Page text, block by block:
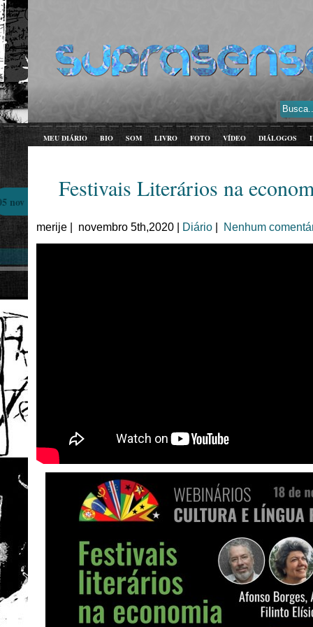
MEU DIÁRIO BIO SOM LIVRO FOTO VÍDEO DIÁLOGOS
Festivais Literários na
nov
merije | novembro 5th,2020 | Diário Nenhum